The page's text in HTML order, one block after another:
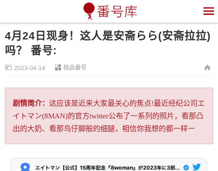

4月24日现身！这人是安斋らら(安斋拉拉)
吗？ 番号:
 2023-04-14  极品番号 
剧情简介： 这应该是近来大家最关心的焦点!最近经纪公司エ
イトマン(8MAN)的官方twitter公布了一系列的照片，看那凸
出的大奶、看那鸟仔脚般的细腿，相信你我想的都一样ー